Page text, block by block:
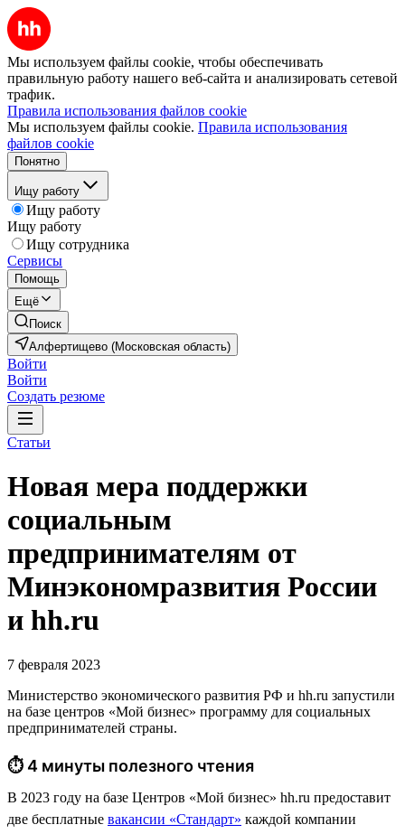
Мы используем файлы cookie, чтобы обеспечивать
правильную работу нашего веб-сайта и анализировать сетевой
трафик.
Правила использования файлов cookie
Мы используем файлы cookie. Правила использования
файлов cookie
Понятно
Ищу работу
Ищу работу
Ищу работу
Ищу сотрудника
Сервисы
Помощь
Ещё
Поиск
Алфертищево (Московская область)
Войти
Войти
Создать резюме
Статьи
Новая мера поддержки
социальным
предпринимателям от
Минэкономразвития России
и hh.ru
7 февраля 2023
Министерство экономического развития РФ и hh.ru запустили
на базе центров «Мой бизнес» программу для социальных
предпринимателей страны.
⏱ 4 минуты полезного чтения
В 2023 году на базе Центров «Мой бизнес» hh.ru предоставит
две бесплатные вакансии «Стандарт» каждой компании